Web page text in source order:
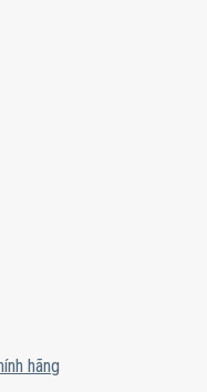
hãng